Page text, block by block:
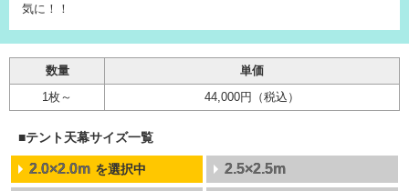
気に！！
数量
単価
1枚～
44,000円 （税込）
■テント天幕サイズ一覧
2.0×2.0m
2.0×2.0m 2.5×2.5m
2.5×2.5m